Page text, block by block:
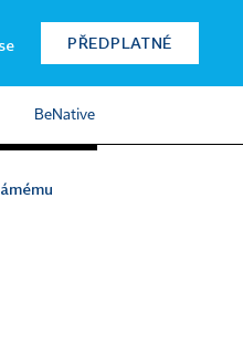
PŘEDPLATNÉ
BeNative